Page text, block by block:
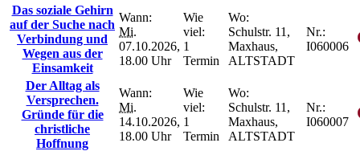
Das soziale Gehirn
auf der Suche nach
Verbindung und
Wegen aus der
Einsamkeit
Wann:
Mi.
07.10.2026,
18.00 Uhr
Wie
viel:
1
Termin
Wo:
Schulstr. 11,
Maxhaus,
ALTSTADT
Nr.:
I060006
Der Alltag als
Versprechen.
Gründe für die
christliche
Hoffnung
Wann:
Mi.
14.10.2026,
18.00 Uhr
Wie
viel:
1
Termin
Wo:
Schulstr. 11,
Maxhaus,
ALTSTADT
Nr.:
I060007